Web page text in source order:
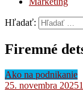
Hľadať:
Firemné
Ako na podnikanie
25. novembra 2025